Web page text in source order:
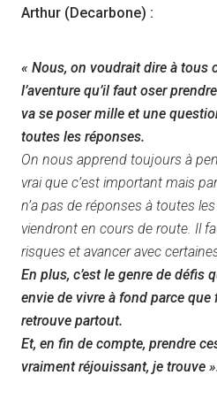
Arthur (Decarbone) :
« Nous, on voudrait dire à tous
l’aventure qu’il faut oser
va se poser mille et une
toutes les réponses.
On nous apprend toujours à
vrai que c’est important mais
n’a pas de réponses à toutes
viendront en cours de route. Il
risques et avancer avec
En plus, c’est le genre de défis
envie de vivre à fond parce
retrouve partout.
Et, en fin de compte, prendre
vraiment réjouissant, je trouve